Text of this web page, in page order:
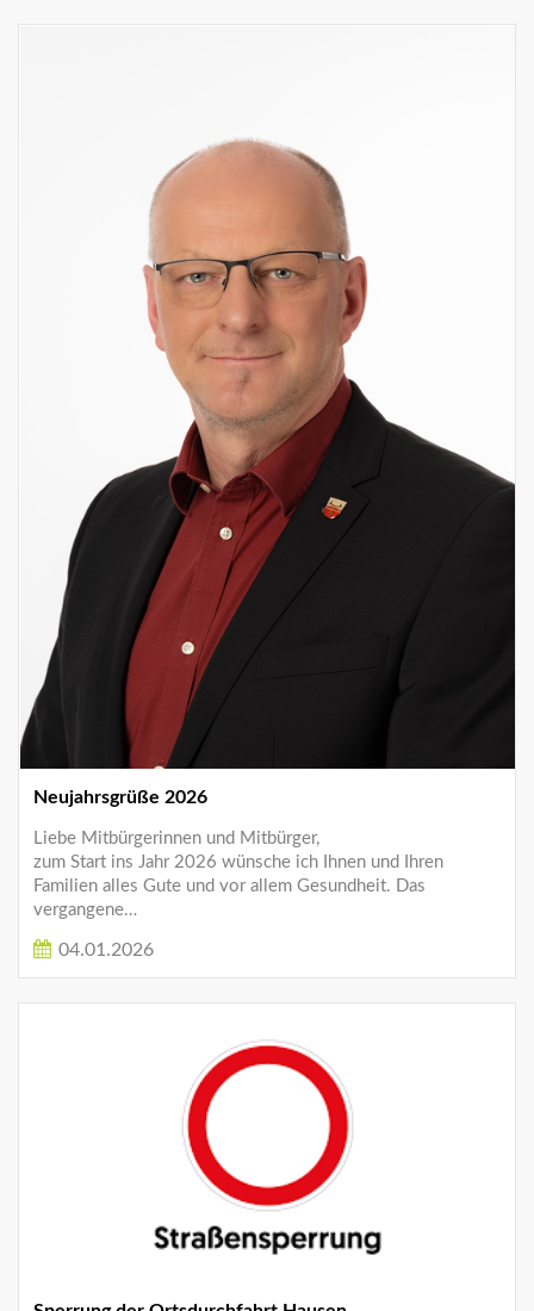
Neujahrsgrüße 2026
Liebe Mitbürgerinnen und Mitbürger,
zum Start ins Jahr 2026 wünsche ich Ihnen und Ihren
Familien alles Gute und vor allem Gesundheit. Das
vergangene…
04.01.2026